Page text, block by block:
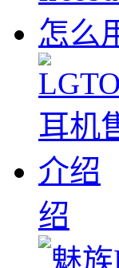
绍